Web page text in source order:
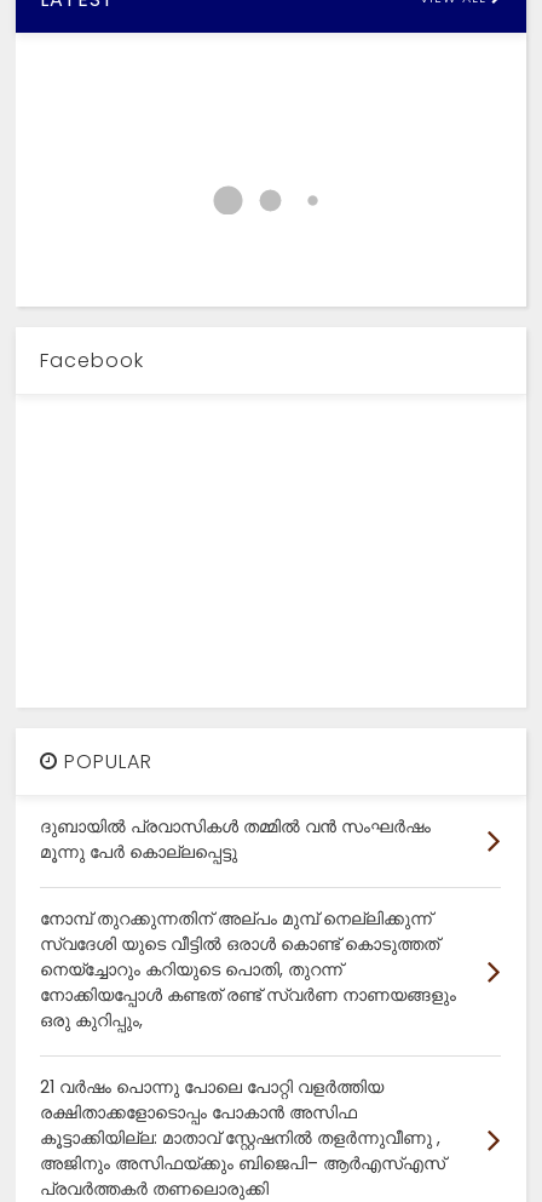
Facebook
POPULAR
ദുബായിൽ പ്രവാസികൾ തമ്മിൽ വൻ സംഘർഷം
മൂന്നു പേർ കൊല്ലപ്പെട്ടു
നോമ്പ് തുറക്കുന്നതിന് അല്പം മുമ്പ് നെല്ലിക്കുന്ന്
സ്വദേശി യുടെ വീട്ടിൽ ഒരാൾ കൊണ്ട് കൊടുത്തത്
നെയ്ച്ചോറും കറിയുടെ പൊതി, തുറന്ന്
നോക്കിയപ്പോൾ കണ്ടത് രണ്ട് സ്വർണ നാണയങ്ങളും
ഒരു കുറിപ്പും,
21 വർഷം പൊന്നു പോലെ പോറ്റി വളർത്തിയ
രക്ഷിതാക്കളോടൊപ്പം പോകാൻ അസിഫ
കൂട്ടാക്കിയില്ല: മാതാവ് സ്റ്റേഷനിൽ തളർന്നുവീണു ,
അജിനും അസിഫയ്ക്കും ബിജെപി– ആർഎസ്എസ്
പ്രവർത്തകർ തണലൊരുക്കി